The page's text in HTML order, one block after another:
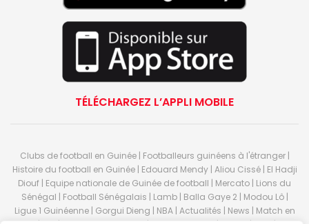
TÉLÉCHARGEZ L’APPLI MOBILE
Clubs de football en Guinée | Footballeurs guinéens à l'étranger |
Histoire du football en Guinée | Edouard Mendy | Aliou Cissé | El Hadji
Diouf | Equipe nationale de Guinée de football | Mercato | Lions du
Sénégal | Football Sénégalais | Lamb | Balla Gaye 2 | Modou Lô |
Ligue 1 Guinéenne | Gorgui Dieng | NBA | Actualités | News | Match en